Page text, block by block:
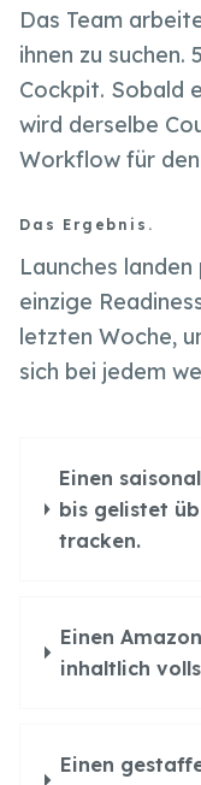
Das Team
ihnen zu suchen.
Cockpit. Sobald
wird derselbe
Workflow für
Das Ergebnis.
Launches
einzige
letzten Woche,
sich bei jedem
Einen
bis gelistet
tracken.
Einen
inhaltlich
Einen